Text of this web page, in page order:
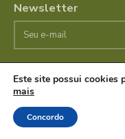
Newsletter
©
reservados.
Este site possui cookies
mais
Concordo